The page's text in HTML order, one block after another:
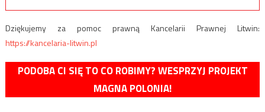
Dziękujemy za pomoc prawną Kancelarii Prawnej Litwin:
https://kancelaria-litwin.pl
PODOBA CI SIĘ TO CO ROBIMY? WESPRZYJ PROJEKT
MAGNA POLONIA!